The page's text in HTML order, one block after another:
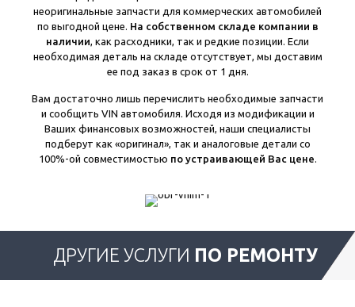
неоригинальные запчасти для коммерческих автомобилей
по выгодной цене. На собственном складе компании в
наличии , как расходники, так и редкие позиции. Если
необходимая деталь на складе отсутствует, мы доставим
ее под заказ в срок от 1 дня.
Вам достаточно лишь перечислить необходимые запчасти
и сообщить VIN автомобиля. Исходя из модификации и
Ваших финансовых возможностей, наши специалисты
подберут как «оригинал», так и аналоговые детали со
100%-ой совместимостью по устраивающей Вас цене
ДРУГИЕ УСЛУГИ ПО РЕМОНТУ